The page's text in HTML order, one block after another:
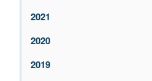
2021
2020
2019